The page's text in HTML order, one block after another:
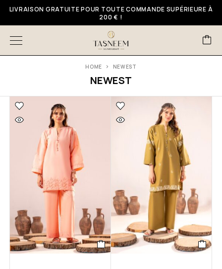
LIVRAISON GRATUITE POUR TOUTE COMMANDE SUPÉRIEURE À
200 € !
NEWEST
HOME NEWEST